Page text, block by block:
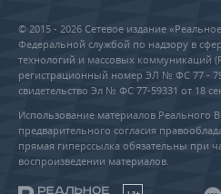
© 2015 - 2026 Сетевое издание
Федеральной службой по надзору в
технологий и массовых коммуникаций
регистрационный номер ЭЛ № ФС 77 -
свидетельство Эл № ФС 77-59331 от 18
Использование материалов Реального
предварительного согласия
прямая гиперссылка обязательны при
воспроизведении материалов.